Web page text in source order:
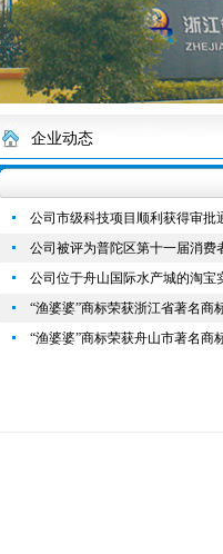
企业动态
公司市级科技项目顺利获得审批
公司被评为普陀区第十一届消费
公司位于舟山国际水产城的淘宝
“渔婆婆”商标荣获浙江省著名商
“渔婆婆”商标荣获舟山市著名商